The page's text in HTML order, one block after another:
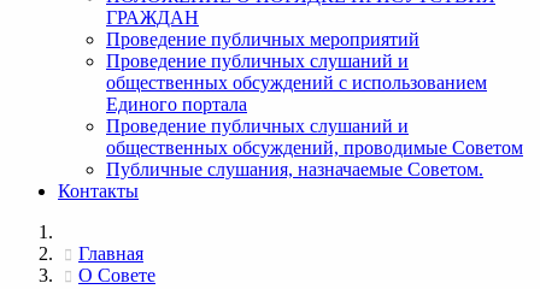
ГРАЖДАН
Проведение публичных мероприятий
Проведение публичных слушаний и
общественных обсуждений с использованием
Единого портала
Проведение публичных слушаний и
общественных обсуждений, проводимые Советом
Публичные слушания, назначаемые Советом.
Контакты
Главная
О Совете